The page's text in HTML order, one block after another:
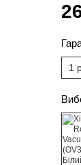
1